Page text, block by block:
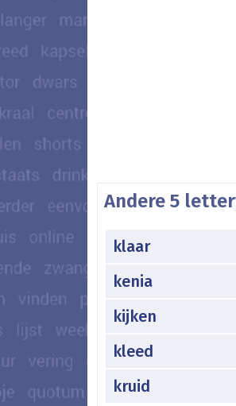
Andere 5
klaar
kenia
kijken
kleed
kruid